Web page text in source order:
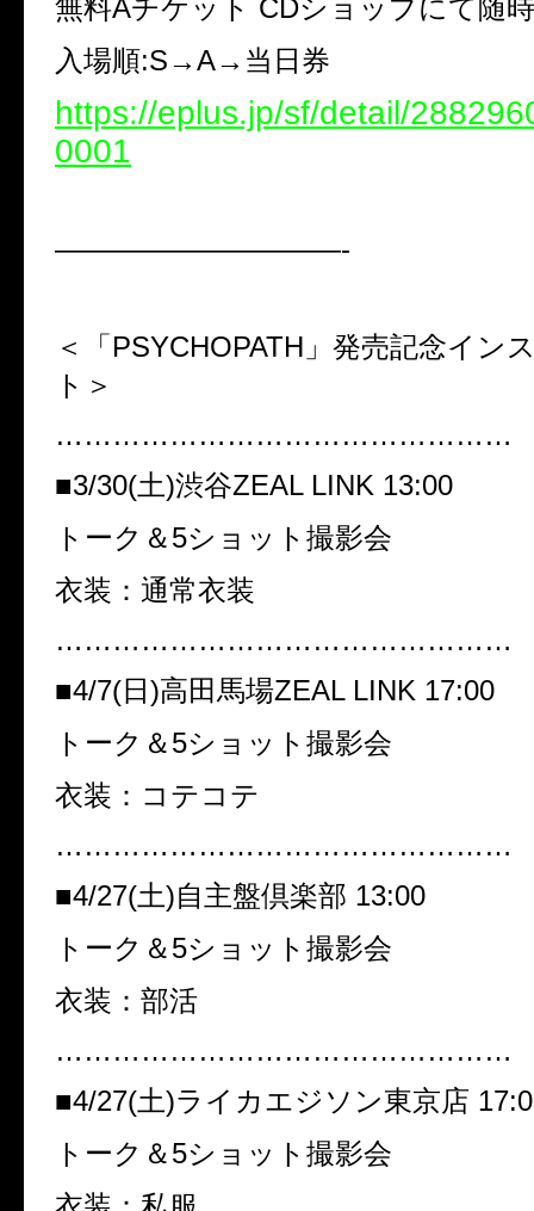
無料Aチケット CDショップにて随
入場順:S→A→当日券
https://eplus.jp/sf/detail/
0001
——————————-
＜「PSYCHOPATH」発売記念イン
ト＞
…………………………………………
■3/30(土)渋谷ZEAL LINK 13:00
トーク＆5ショット撮影会
衣装：通常衣装
…………………………………………
■4/7(日)高田馬場ZEAL LINK 17:00
トーク＆5ショット撮影会
衣装：コテコテ
…………………………………………
■4/27(土)自主盤倶楽部 13:00
トーク＆5ショット撮影会
衣装：部活
…………………………………………
■4/27(土)ライカエジソン東京店
トーク＆5ショット撮影会